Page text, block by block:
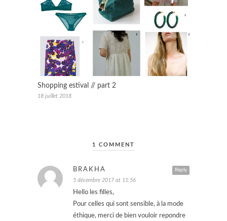
Shopping estival // part 2
18 juillet 2018
1 COMMENT
Reply
BRAKHA
5 décembre 2017 at 11:56
Hello les filles,
Pour celles qui sont sensible, à la mode
éthique, merci de bien vouloir repondre